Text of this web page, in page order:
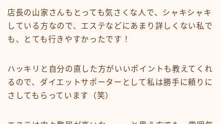
店長の山家さんもとっても気さくな人で、シャキシャキ
している方なので、エステなどにあまり詳しくない私で
も、とても行きやすかったです！
ハッキリと自分の直した方がいいポイントも教えてくれ
るので、ダイエットサポーターとして私は勝手に頼りに
さしてもらっています（笑）